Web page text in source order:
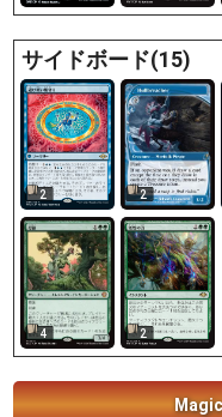
サイドボード(15)
2 2
4 2